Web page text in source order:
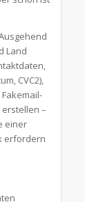
Land
CVC2),
–
einer
erfordern